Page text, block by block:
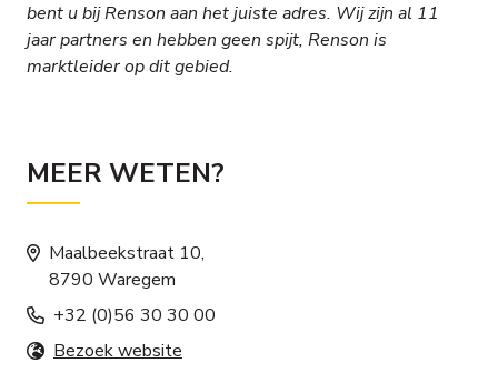
bent u bij Renson aan het juiste adres. Wij zijn al 11
jaar partners en hebben geen spijt, Renson is
marktleider op dit gebied.
MEER WETEN?
Maalbeekstraat 10,
8790 Waregem
+32 (0)56 30 30 00
Bezoek website